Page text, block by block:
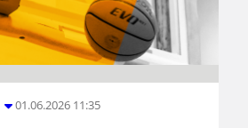
01.06.2026 11:35